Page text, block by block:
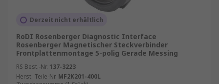
Derzeit nicht erhältlich
RoDI Rosenberger Diagnostic Interface
Rosenberger Magnetischer Steckverbinder
Frontplattenmontage 5-polig Gerade Messing
RS Best.-Nr. 137-3223
Herst. Teile-Nr. MF2K201-400L